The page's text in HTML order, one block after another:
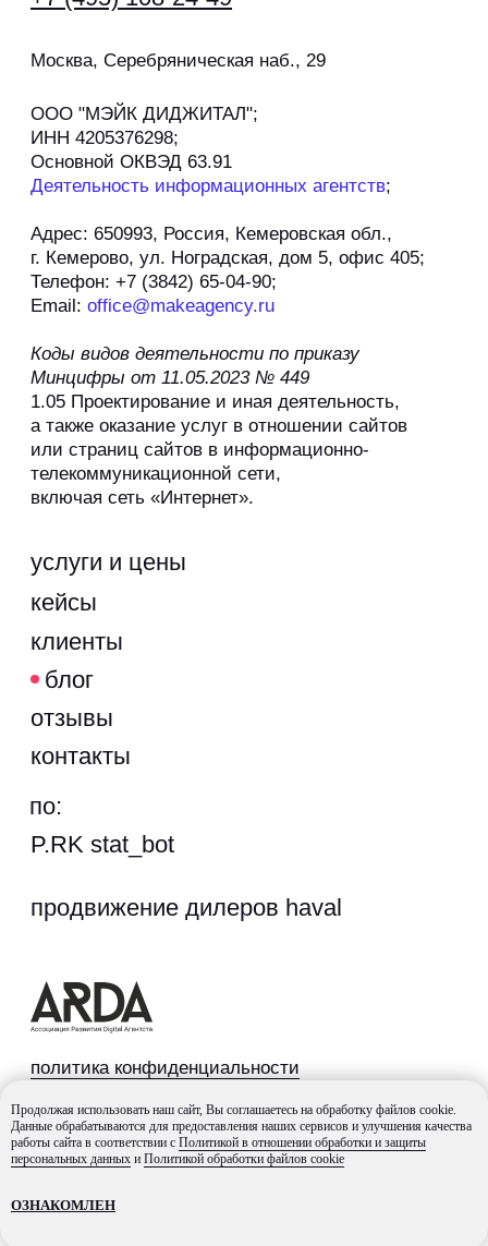
Продолжая использовать наш сайт, Вы соглашаетесь на обработку файлов cookie.
Данные обрабатываются для предоставления наших сервисов и улучшения качества
работы сайта в соответствии с Политикой в отношении обработки и защиты
персональных данных и Политикой обработки файлов cookie
ОЗНАКОМЛЕН